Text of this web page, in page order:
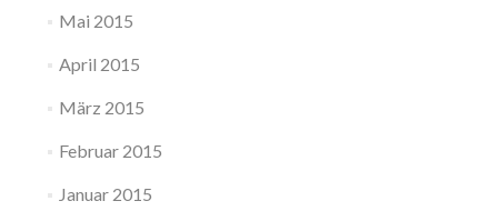
Mai 2015
April 2015
März 2015
Februar 2015
Januar 2015